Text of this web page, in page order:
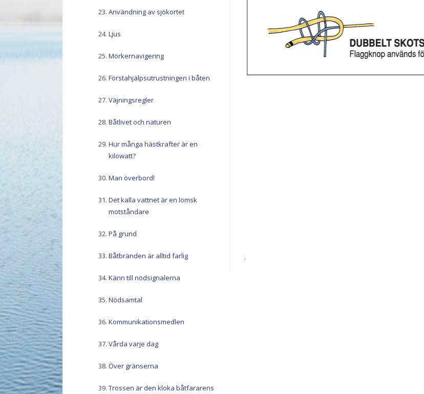
Användning av sjökortet
Ljus
Mörkernavigering
Förstahjälpsutrustningen i båten
Väjningsregler
Båtlivet och naturen
Hur många hästkrafter är en
kilowatt?
Man överbord!
Det kalla vattnet är en lömsk
motståndare
På grund
Båtbränden är alltid farlig
Känn till nödsignalerna
Nödsamtal
Kommunikationsmedlen
Vårda varje dag
Över gränserna
Trossen är den kloka båtfararens
.